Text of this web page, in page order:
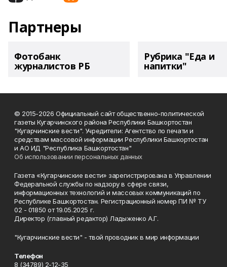
Партнеры
Фотобанк
журналистов РБ
Рубрика "Еда и
напитки"
© 2015-2026 Официальный сайт общественно-политической
газеты Кугарчинского района Республики Башкортостан
"Кугарчинские вести". Учредители: Агентство по печати и
средствам массовой информации Республики Башкортостан
и АО ИД "Республика Башкортостан"
Об использовании персональных данных
Газета «Кугарчинские вести» зарегистрирована в Управлении
Федеральной службы по надзору в сфере связи,
информационных технологий и массовых коммуникаций по
Республике Башкортостан. Регистрационный номер ПИ № ТУ
02 - 01850 от 19.05.2025 г.
Директор (главный редактор) Ладыженко А.Г.
"Кугарчинские вести" - твой проводник в мир информации
Телефон
8 (34789) 2-12-35